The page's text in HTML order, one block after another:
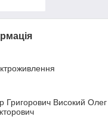
Григорович Високий